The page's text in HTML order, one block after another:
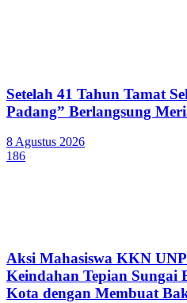
Setelah 41 Tahun Tamat
Padang” Berlangsung
8 Agustus 2026
186
Aksi Mahasiswa KKN
Keindahan Tepian Sungai
Kota dengan Membuat